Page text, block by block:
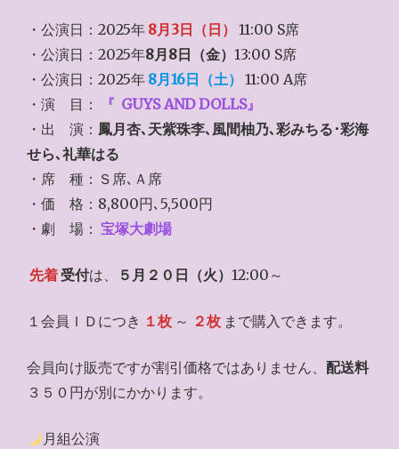
・公演日：2025年 8月3日（日）
11:00 S席
・公演日：2025年8月8日（金） 13:00 S席
・公演日：2025年 8月16日（土）
11:00 A席
・演 目：
『 GUYS AND DOLLS』
・出 演： 鳳月杏､天紫珠李､風間柚乃､彩みちる･彩海
せら､礼華はる
・席 種：Ｓ席､Ａ席
・価 格：8,800円､5,500円
・劇 場： 宝塚大劇場
先着 受付は、 ５月２０日（火）12:00～
１会員ＩＤにつき １枚 ～ ２枚 まで購入できます。
会員向け販売ですが割引価格ではありません、 配送料
３５０円が別にかかります。
月組公演